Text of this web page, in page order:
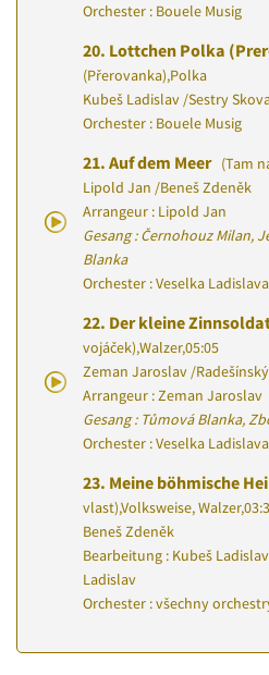
Orchester : Bouele Musig
20. Lottchen Polka
(Přerovanka),Polka
Kubeš Ladislav /Sestry
Orchester : Bouele Musig
21. Auf dem Meer (Tam
Lipold Jan /Beneš Zdeněk
Arrangeur : Lipold Jan
Gesang : Černohouz Milan,
Blanka
Orchester : Veselka
22. Der kleine
vojáček),Walzer,05:05
Zeman Jaroslav /
Arrangeur : Zeman Jaroslav
Gesang : Tůmová Blanka,
Orchester : Veselka
23. Meine böhmische
vlast),Volksweise, Walzer,
Beneš Zdeněk
Bearbeitung : Kubeš Ladislav
Ladislav
Orchester : všechny